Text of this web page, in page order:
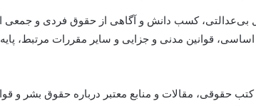
بی‌عدالتی، کسب دانش و آگاهی از حقوق فردی و جمعی
قوانین مدنی و جزایی و سایر مقررات مرتبط،
کتب حقوقی، مقالات و منابع معتبر درباره حقوق بشر و